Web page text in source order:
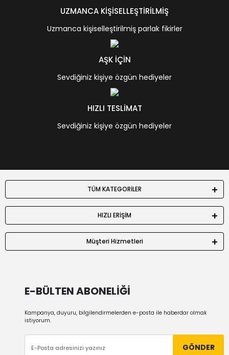
UZMANCA KİŞİSELLEŞTİRİLMİŞ
Uzmanca kişiselleştirilmiş parlak fikirler
AŞK İÇİN
Sevdiğiniz kişiye özgün hediyeler
HIZLI TESLİMAT
Sevdiğiniz kişiye özgün hediyeler
TÜM KATEGORİLER
HIZLI ERİŞİM
Müşteri Hizmetleri
E-BÜLTEN ABONELİĞİ
Kampanya, duyuru, bilgilendirmelerden e-posta ile haberdar olmak
istiyorum.
GÖNDER